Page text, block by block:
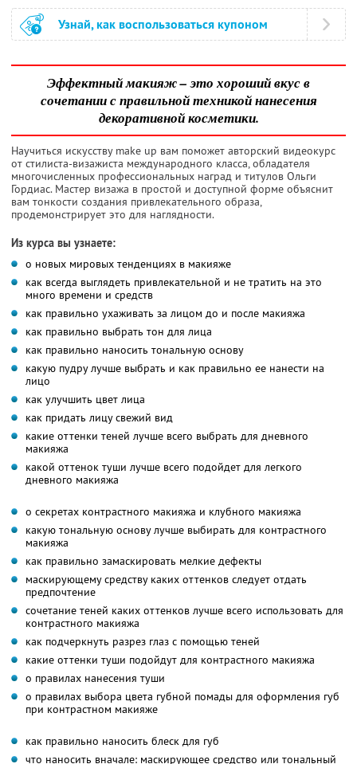
Узнай, как воспользоваться купоном
Эффектный макияж – это хороший вкус в
сочетании с правильной техникой нанесения
декоративной косметики.
Научиться искусству make up вам поможет авторский видеокурс
от стилиста-визажиста международного класса, обладателя
многочисленных профессиональных наград и титулов Ольги
Гордиас. Мастер визажа в простой и доступной форме объяснит
вам тонкости создания привлекательного образа,
продемонстрирует это для наглядности.
Из курса вы узнаете:
о новых мировых тенденциях в макияже
как всегда выглядеть привлекательной и не тратить на это
много времени и средств
как правильно ухаживать за лицом до и после макияжа
как правильно выбрать тон для лица
как правильно наносить тональную основу
какую пудру лучше выбрать и как правильно ее нанести на
лицо
как улучшить цвет лица
как придать лицу свежий вид
какие оттенки теней лучше всего выбрать для дневного
макияжа
какой оттенок туши лучше всего подойдет для легкого
дневного макияжа
о секретах контрастного макияжа и клубного макияжа
какую тональную основу лучше выбирать для контрастного
макияжа
как правильно замаскировать мелкие дефекты
маскирующему средству каких оттенков следует отдать
предпочтение
сочетание теней каких оттенков лучше всего использовать для
контрастного макияжа
как подчеркнуть разрез глаз с помощью теней
какие оттенки туши подойдут для контрастного макияжа
о правилах нанесения туши
о правилах выбора цвета губной помады для оформления губ
при контрастном макияже
как правильно наносить блеск для губ
что наносить вначале: маскирующее средство или тональный